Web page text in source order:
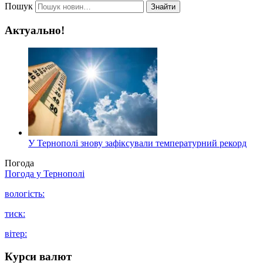
Пошук Знайти
Актуально!
У Тернополі знову зафіксували температурний рекорд
Погода
Погода у Тернополі
вологість:
тиск:
вітер:
Курси валют